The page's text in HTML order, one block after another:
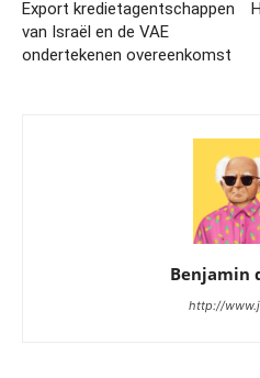
Export kredietagentschappen
van Israël en de VAE
ondertekenen overeenkomst
Benjamin
http://